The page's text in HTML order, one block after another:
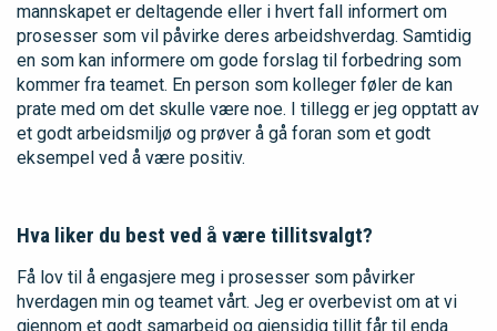
mannskapet er deltagende eller i hvert fall informert om
prosesser som vil påvirke deres arbeidshverdag. Samtidig
en som kan informere om gode forslag til forbedring som
kommer fra teamet. En person som kolleger føler de kan
prate med om det skulle være noe. I tillegg er jeg opptatt av
et godt arbeidsmiljø og prøver å gå foran som et godt
eksempel ved å være positiv.
Hva liker du best ved å være tillitsvalgt?
Få lov til å engasjere meg i prosesser som påvirker
hverdagen min og teamet vårt. Jeg er overbevist om at vi
gjennom et godt samarbeid og gjensidig tillit får til enda